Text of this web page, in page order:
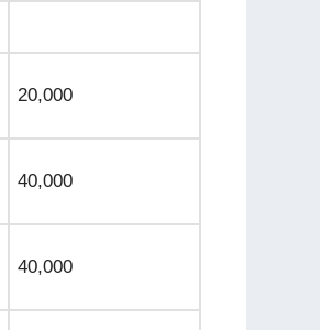
20,000
40,000
40,000